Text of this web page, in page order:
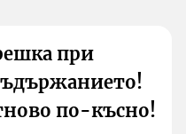
при
по-късно!